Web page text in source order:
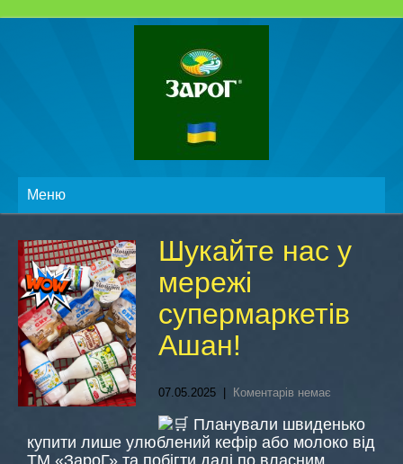
Меню
Шукайте нас у
мережі
супермаркетів
Ашан!
07.05.2025 Коментарів немає
Планували швиденько
купити лише улюблений кефір або молоко від
ТМ «ЗароГ» та побігти далі по власним